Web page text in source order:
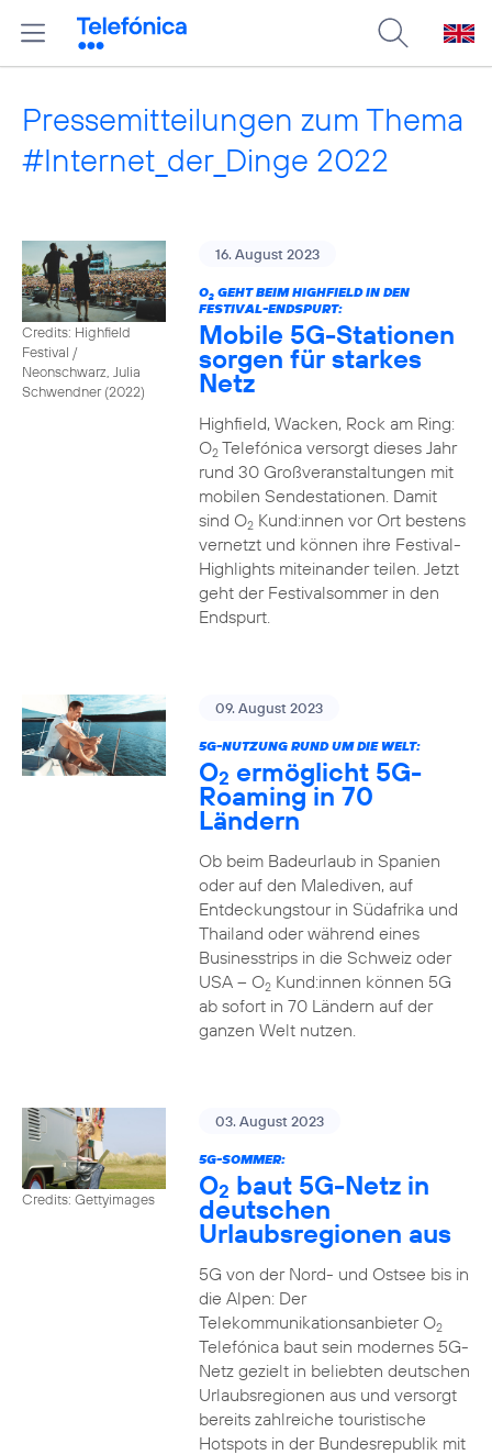
Pressemitteilungen zum Thema
#Internet_der_Dinge 2022
Credits: Highfield
Festival /
Neonschwarz, Julia
Schwendner (2022)
16. August 2023
O2GEHT BEIM HIGHFIELD IN DEN
FESTIVAL-ENDSPURT:
Mobile 5G-Stationen
sorgen für starkes
Netz
Highfield, Wacken, Rock am Ring:
O2Telefónica versorgt dieses Jahr
rund 30 Großveranstaltungen mit
mobilen Sendestationen. Damit
sind O2Kund:innen vor Ort bestens
vernetzt und können ihre Festival-
Highlights miteinander teilen. Jetzt
geht der Festivalsommer in den
Endspurt.
09. August 2023
5G-NUTZUNG RUND UM DIE WELT:
O2 ermöglicht 5G-
Roaming in 70
Ländern
Ob beim Badeurlaub in Spanien
oder auf den Malediven, auf
Entdeckungstour in Südafrika und
Thailand oder während eines
Businesstrips in die Schweiz oder
USA – O2Kund:innen können 5G
ab sofort in 70 Ländern auf der
ganzen Welt nutzen.
Credits: Gettyimages
03. August 2023
5G-SOMMER:
O2 baut 5G-Netz in
deutschen
Urlaubsregionen aus
5G von der Nord- und Ostsee bis in
die Alpen: Der
Telekommunikationsanbieter O2
Telefónica baut sein modernes 5G-
Netz gezielt in beliebten deutschen
Urlaubsregionen aus und versorgt
bereits zahlreiche touristische
Hotspots in der Bundesrepublik mit